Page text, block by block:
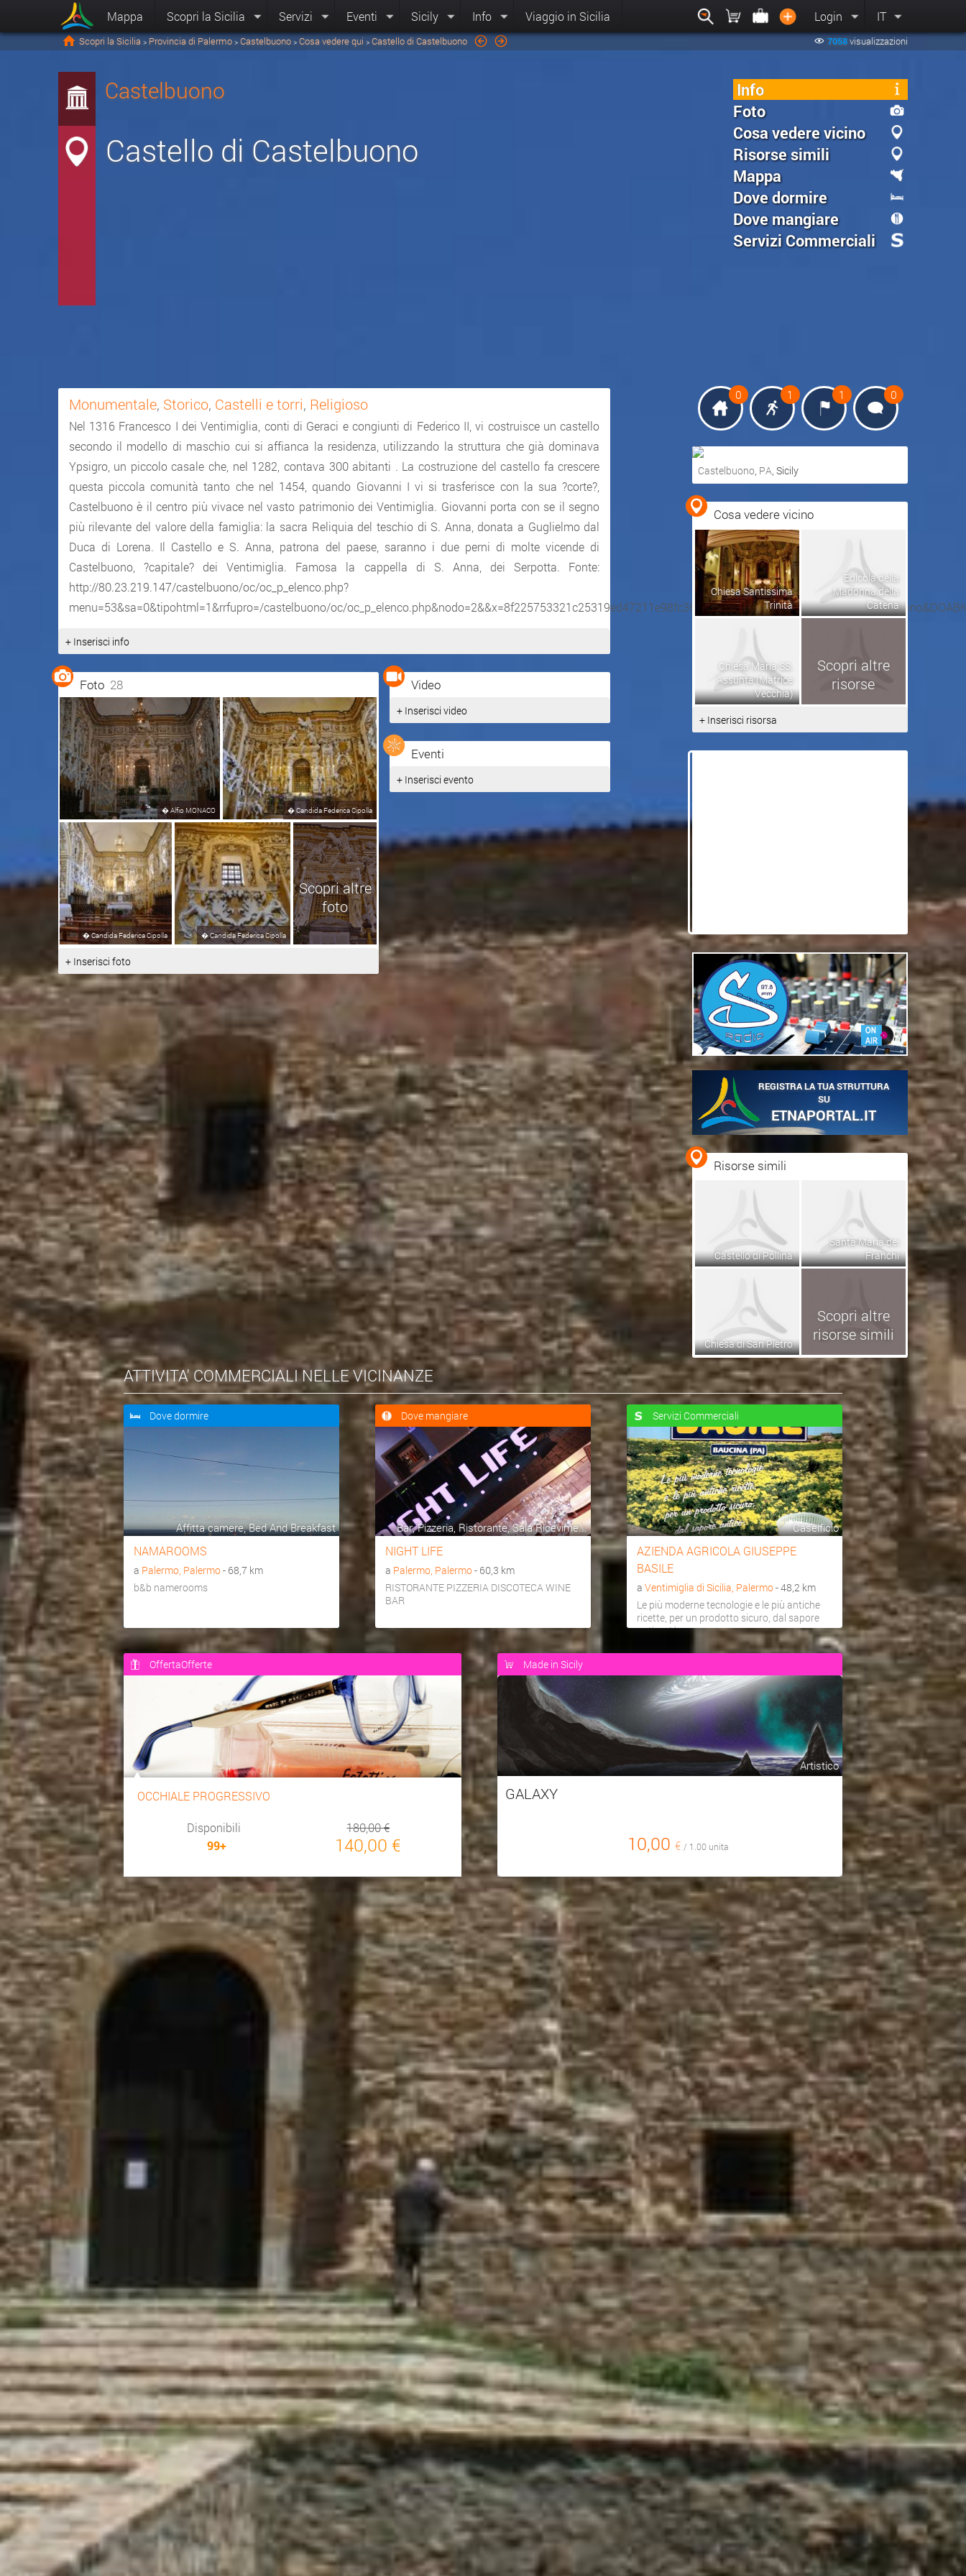
Mappa Scopri la Sicilia Servizi Eventi Sicily Info Viaggio in Sicilia Login IT
Scopri la Sicilia > Provincia di Palermo > Castelbuono > Cosa vedere qui > Castello di Castelbuono 7058visualizzazioni
Castelbuono
Castello di Castelbuono
Info
Foto
Cosa vedere vicino
Risorse simili
Mappa
Dove dormire
Dove mangiare
Servizi Commerciali
Monumentale, Storico, Castelli e torri, Religioso
Nel 1316 Francesco I dei Ventimiglia, conti di Geraci e congiunti di Federico II, vi costruisce un castello
secondo il modello di maschio cui si affianca la residenza, utilizzando la struttura che già dominava
Ypsigro, un piccolo casale che, nel 1282, contava 300 abitanti . La costruzione del castello fa crescere
questa piccola comunità tanto che nel 1454, quando Giovanni I vi si trasferisce con la sua ?corte?,
Castelbuono è il centro più vivace nel vasto patrimonio dei Ventimiglia. Giovanni porta con se il segno
più rilevante del valore della famiglia: la sacra Reliquia del teschio di S. Anna, donata a Guglielmo dal
Duca di Lorena. Il Castello e S. Anna, patrona del paese, saranno i due perni di molte vicende di
Castelbuono, ?capitale? dei Ventimiglia. Famosa la cappella di S. Anna, dei Serpotta. Fonte:
http://80.23.219.147/castelbuono/oc/oc_p_elenco.php?
menu=53&sa=0&tipohtml=1&rrfupro=/castelbuono/oc/
+ Inserisci info
Foto 28
�Alfio MONACO �Candida Federica Cipolla
�Candida Federica Cipolla �Candida Federica Cipolla
Scopri altre
foto
+ Inserisci foto
Video
+ Inserisci video
Eventi
+ Inserisci evento
0 1 1 0
Ottieni indicazioni stradali
Visualizza mappa
Castelbuono, PA, Sicily
Cosa vedere vicino
Chiesa Santissima
Trinità
Edicola della
Madonna della
Catena
Chiesa Maria SS.
Assunta (Matrice
Vecchia)
Scopri altre
risorse
+ Inserisci risorsa
REGISTRA LA TUA STRUTTURA
SU
ETNAPORTAL.IT
Risorse simili
Castello di Pollina
Santa Maria dei
Franchi
Chiesa di San Pietro
Scopri altre
risorse simili
ATTIVITA' COMMERCIALI NELLE VICINANZE
Dove dormire
Affitta camere, Bed And Breakfast
NAMAROOMS
a Palermo, Palermo- 68,7 km
b&b namerooms
Dove mangiare
Bar, Pizzeria, Ristorante, Sala Ricevime...
NIGHT LIFE
a Palermo, Palermo- 60,3 km
RISTORANTE PIZZERIA DISCOTECA WINE
BAR
Servizi Commerciali
Caseificio
AZIENDA AGRICOLA GIUSEPPE
BASILE
a Ventimiglia di Sicilia, Palermo- 48,2 km
Le più moderne tecnologie e le più antiche
ricette, per un prodotto sicuro, dal sapore
antico. L'a...
OffertaOfferte
OCCHIALE PROGRESSIVO
Disponibili
99+
180,00 €
140,00 €
Made in Sicily
Artistico
GALAXY
10,00 € / 1.00 unita